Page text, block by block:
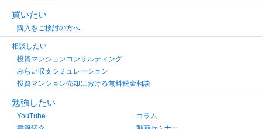
買いたい
購入をご検討の方へ
相談したい
投資マンションコンサルティング
みらい収支シミュレーション
投資マンション売却における無料税金相談
勉強したい
YouTube
コラム